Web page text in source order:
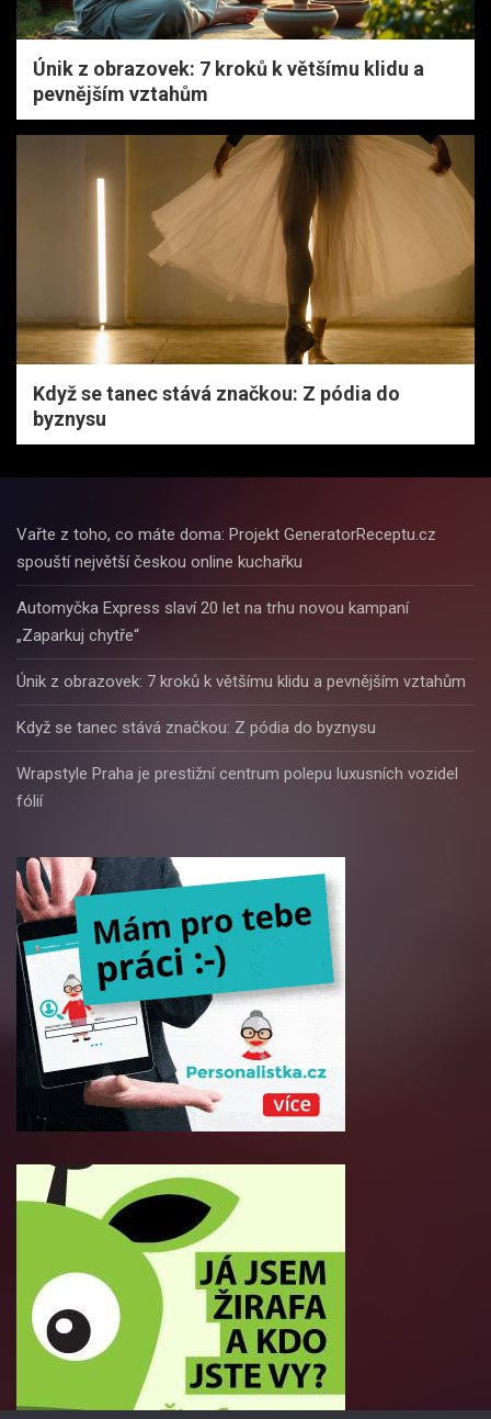
Únik z obrazovek: 7 kroků k většímu klidu a
pevnějším vztahům
Když se tanec stává značkou: Z pódia do
byznysu
Vařte z toho, co máte doma: Projekt GeneratorReceptu.cz
spouští největší českou online kuchařku
Automyčka Express slaví 20 let na trhu novou kampaní
„Zaparkuj chytře“
Únik z obrazovek: 7 kroků k většímu klidu a pevnějším vztahům
Když se tanec stává značkou: Z pódia do byznysu
Wrapstyle Praha je prestižní centrum polepu luxusních vozidel
fólií